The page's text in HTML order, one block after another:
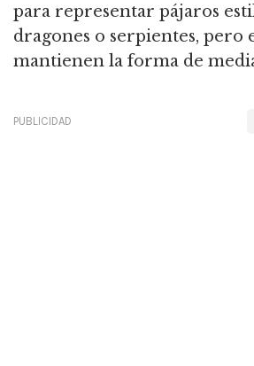
para representar pájaros
dragones o serpientes, pero
mantienen la forma de
PUBLICIDAD